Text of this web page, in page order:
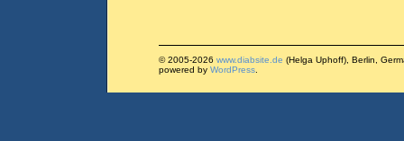
© 2005-2026 www.diabsite.de (Helga Uphoff), Berlin,
powered by WordPress.